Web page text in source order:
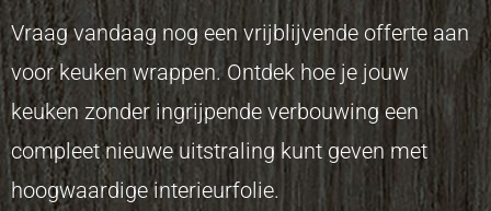
Vraag vandaag nog een vrijblijvende offerte aan
voor keuken wrappen. Ontdek hoe je jouw
keuken zonder ingrijpende verbouwing een
compleet nieuwe uitstraling kunt geven met
hoogwaardige interieurfolie.